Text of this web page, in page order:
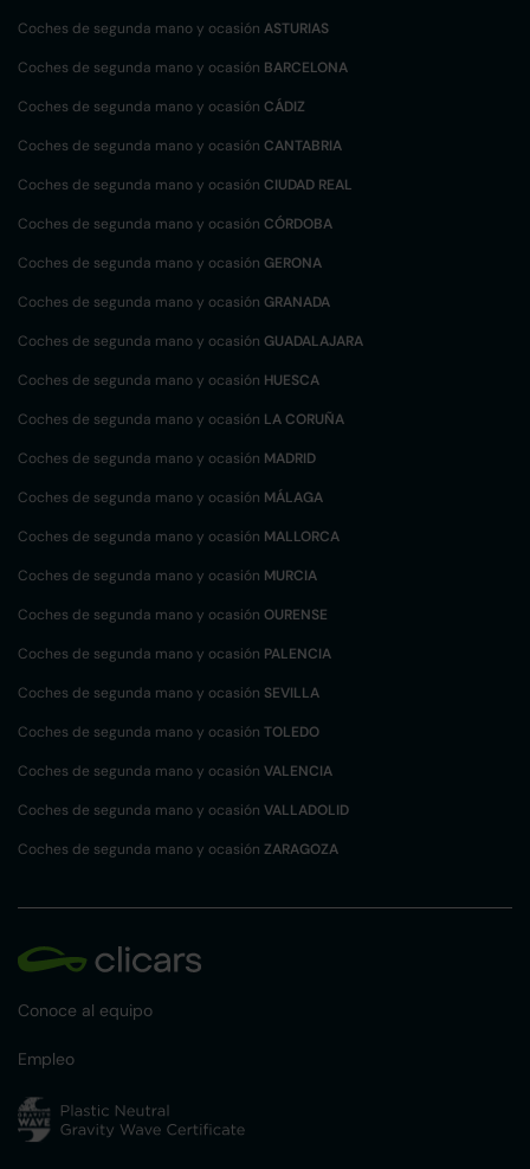
Coches de segunda mano y ocasión ASTURIAS
Coches de segunda mano y ocasión BARCELONA
Coches de segunda mano y ocasión CÁDIZ
Coches de segunda mano y ocasión CANTABRIA
Coches de segunda mano y ocasión CIUDAD REAL
Coches de segunda mano y ocasión CÓRDOBA
Coches de segunda mano y ocasión GERONA
Coches de segunda mano y ocasión GRANADA
Coches de segunda mano y ocasión GUADALAJARA
Coches de segunda mano y ocasión HUESCA
Coches de segunda mano y ocasión LA CORUÑA
Coches de segunda mano y ocasión MADRID
Coches de segunda mano y ocasión MÁLAGA
Coches de segunda mano y ocasión MALLORCA
Coches de segunda mano y ocasión MURCIA
Coches de segunda mano y ocasión OURENSE
Coches de segunda mano y ocasión PALENCIA
Coches de segunda mano y ocasión SEVILLA
Coches de segunda mano y ocasión TOLEDO
Coches de segunda mano y ocasión VALENCIA
Coches de segunda mano y ocasión VALLADOLID
Coches de segunda mano y ocasión ZARAGOZA
Conoce al equipo
Empleo